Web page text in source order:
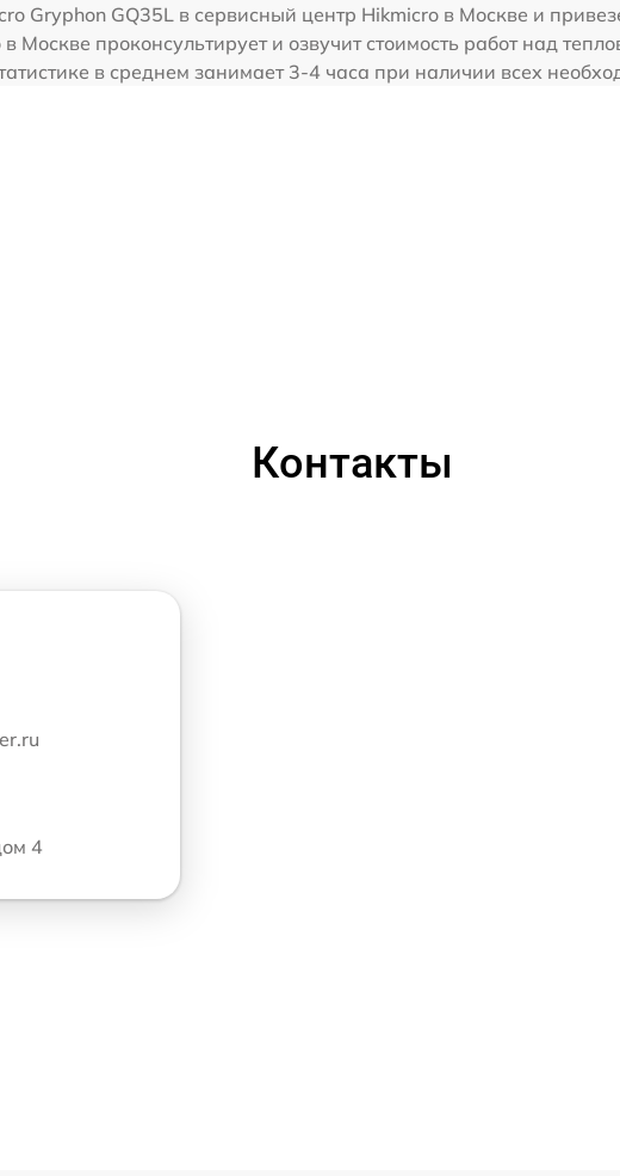
Gryphon GQ35L в сервисный центр Hikmicro в Москве и
Москве проконсультирует и озвучит стоимость работ над
в среднем занимает 3-4 часа при наличии всех
Контакты
4